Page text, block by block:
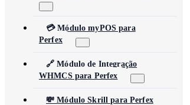
💳 Módulo myPOS para
Perfex
🔗 Módulo de Integração
WHMCS para Perfex
💸 Módulo Skrill para Perfex